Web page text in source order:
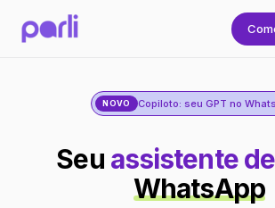
NOVO Copiloto: seu GPT no
Seu assistente
WhatsApp